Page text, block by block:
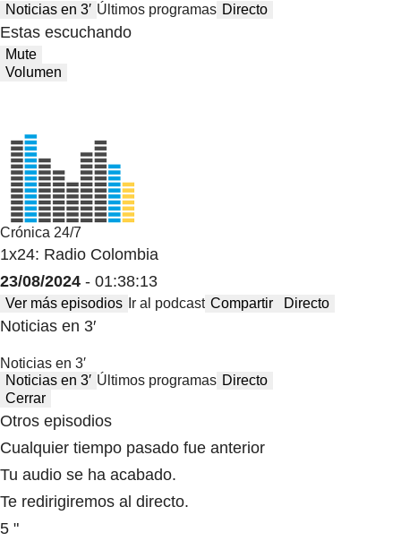
Noticias en 3′ Últimos programas Directo
Estas escuchando
Mute
Volumen
Crónica 24/7
1x24: Radio Colombia
23/08/2024 - 01:38:13
Ver más episodios Ir al podcast Compartir Directo
Noticias en 3′
Noticias en 3′
Noticias en 3′ Últimos programas Directo
Cerrar
Otros episodios
Cualquier tiempo pasado fue anterior
Tu audio se ha acabado.
Te redirigiremos al directo.
5 "